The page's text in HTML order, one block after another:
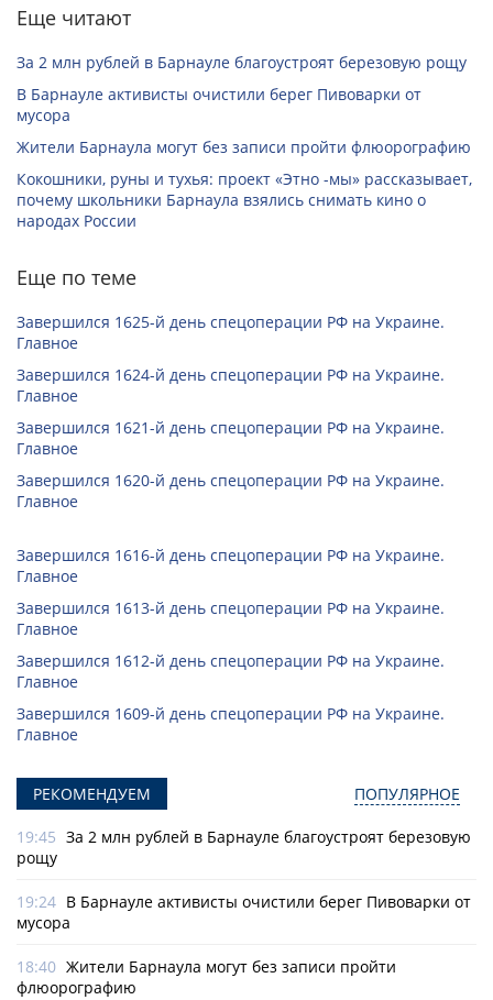
Еще читают
За 2 млн рублей в Барнауле благоустроят березовую рощу
В Барнауле активисты очистили берег Пивоварки от
мусора
Жители Барнаула могут без записи пройти флюорографию
Кокошники, руны и тухья: проект «Этно -мы» рассказывает,
почему школьники Барнаула взялись снимать кино о
народах России
Еще по теме
Завершился 1625-й день спецоперации РФ на Украине.
Главное
Завершился 1624-й день спецоперации РФ на Украине.
Главное
Завершился 1621-й день спецоперации РФ на Украине.
Главное
Завершился 1620-й день спецоперации РФ на Украине.
Главное
Завершился 1616-й день спецоперации РФ на Украине.
Главное
Завершился 1613-й день спецоперации РФ на Украине.
Главное
Завершился 1612-й день спецоперации РФ на Украине.
Главное
Завершился 1609-й день спецоперации РФ на Украине.
Главное
РЕКОМЕНДУЕМ ПОПУЛЯРНОЕ
19:45 За 2 млн рублей в Барнауле благоустроят березовую
рощу
19:24 В Барнауле активисты очистили берег Пивоварки от
мусора
18:40 Жители Барнаула могут без записи пройти
флюорографию